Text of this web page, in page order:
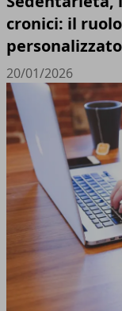
cronici: il
personalizzato
20/01/2026